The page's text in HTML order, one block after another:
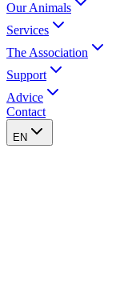
Our Animals
Services
The Association
Support
Advice
Contact
EN